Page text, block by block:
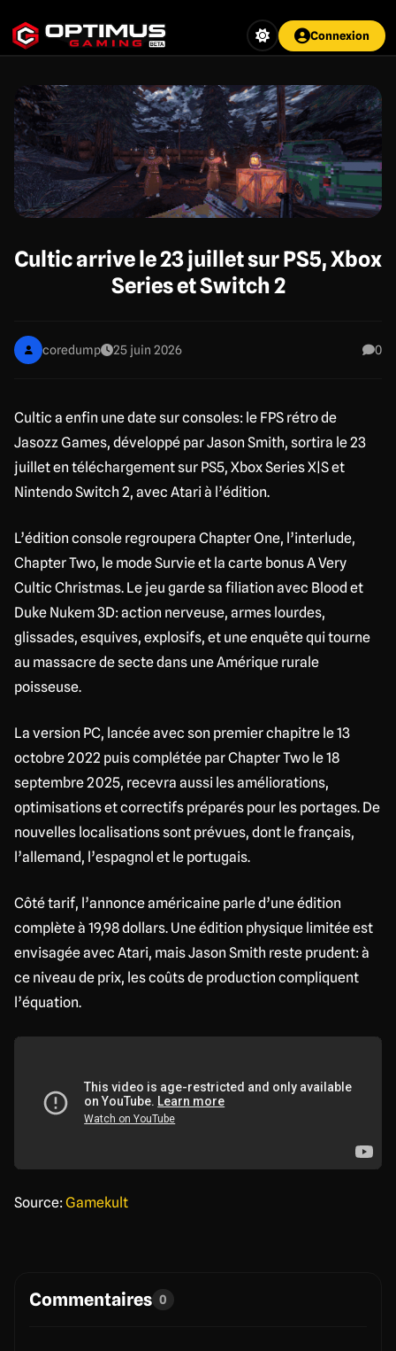
au
contenu
Connexion
Cultic arrive le 23 juillet sur PS5, Xbox
Series et Switch 2
coredump 25 juin 2026 0
Cultic a enfin une date sur consoles: le FPS rétro de
Jasozz Games, développé par Jason Smith, sortira le 23
juillet en téléchargement sur PS5, Xbox Series X|S et
Nintendo Switch 2, avec Atari à l’édition.
L’édition console regroupera Chapter One, l’interlude,
Chapter Two, le mode Survie et la carte bonus A Very
Cultic Christmas. Le jeu garde sa filiation avec Blood et
Duke Nukem 3D: action nerveuse, armes lourdes,
glissades, esquives, explosifs, et une enquête qui tourne
au massacre de secte dans une Amérique rurale
poisseuse.
La version PC, lancée avec son premier chapitre le 13
octobre 2022 puis complétée par Chapter Two le 18
septembre 2025, recevra aussi les améliorations,
optimisations et correctifs préparés pour les portages. De
nouvelles localisations sont prévues, dont le français,
l’allemand, l’espagnol et le portugais.
Côté tarif, l’annonce américaine parle d’une édition
complète à 19,98 dollars. Une édition physique limitée est
envisagée avec Atari, mais Jason Smith reste prudent: à
ce niveau de prix, les coûts de production compliquent
l’équation.
Source:Gamekult
Commentaires 0